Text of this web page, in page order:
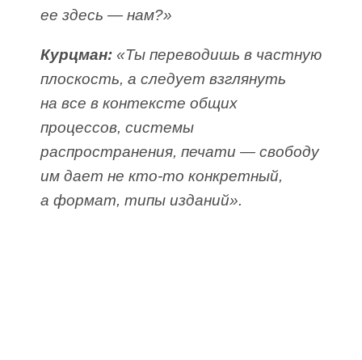
ее здесь — нам?»
Курцман: «Ты переводишь в частную
плоскость, а следует взглянуть
на все в контексте общих
процессов, системы
распространения, печати — свободу
им дает не кто-то конкретный,
а формат, типы изданий».